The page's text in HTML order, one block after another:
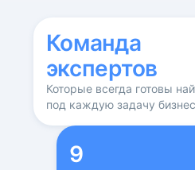
Команда
экспертов
Которые всегда готовы
под каждую задачу
9